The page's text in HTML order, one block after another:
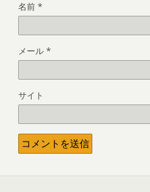
名前 *
メール *
サイト